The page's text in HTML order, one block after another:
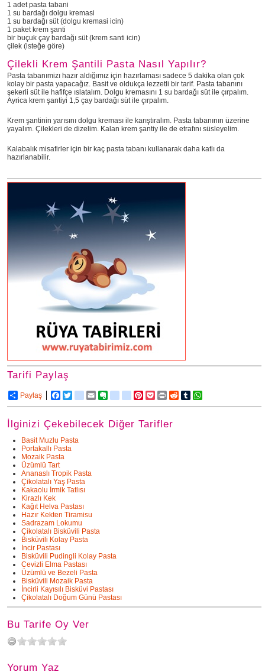
1 adet pasta tabani
1 su bardağı dolgu kremasi
1 su bardağı süt (dolgu kremasi icin)
1 paket krem şanti
bir buçuk çay bardağı süt (krem santi icin)
çilek (isteğe göre)
Çilekli Krem Şantili Pasta Nasıl Yapılır?
Pasta tabanımizı hazır aldığımız için hazırlaması sadece 5 dakika olan çok
kolay bir pasta yapacağız. Basit ve oldukça lezzetli bir tarif. Pasta tabanını
şekerli süt ile hafifçe ıslatalım. Dolgu kremasını 1 su bardağı süt ile çırpalım.
Ayrica krem şantiyi 1,5 çay bardağı süt ile çırpalım.
Krem şantinin yarısını dolgu kreması ile karıştıralım. Pasta tabanının üzerine
yayalım. Çilekleri de dizelim. Kalan krem şantiy ile de etrafını süsleyelim.
Kalabalık misafirler için bir kaç pasta tabanı kullanarak daha katlı da
hazırlanabilir.
Tarifi Paylaş
Paylaş Facebook
Twitterdelicious
Email Evernotefriendfeed
google_bookmarks
Pinterest
Pocket
Print RedditTumblr
İlginizi Çekebilecek Diğer Tarifler
Basit Muzlu Pasta
Portakallı Pasta
Mozaik Pasta
Üzümlü Tart
Ananaslı Tropik Pasta
Çikolatalı Yaş Pasta
Kakaolu İrmik Tatlısı
Kirazlı Kek
Kağıt Helva Pastası
Hazır Kekten Tiramisu
Sadrazam Lokumu
Çikolatalı Bisküvili Pasta
Bisküvili Kolay Pasta
İncir Pastası
Bisküvili Pudingli Kolay Pasta
Cevizli Elma Pastası
Üzümlü ve Bezeli Pasta
Bisküvili Mozaik Pasta
İncirli Kayısılı Bisküvi Pastası
Çikolatalı Doğum Günü Pastası
Bu Tarife Oy Ver
Yorum Yaz